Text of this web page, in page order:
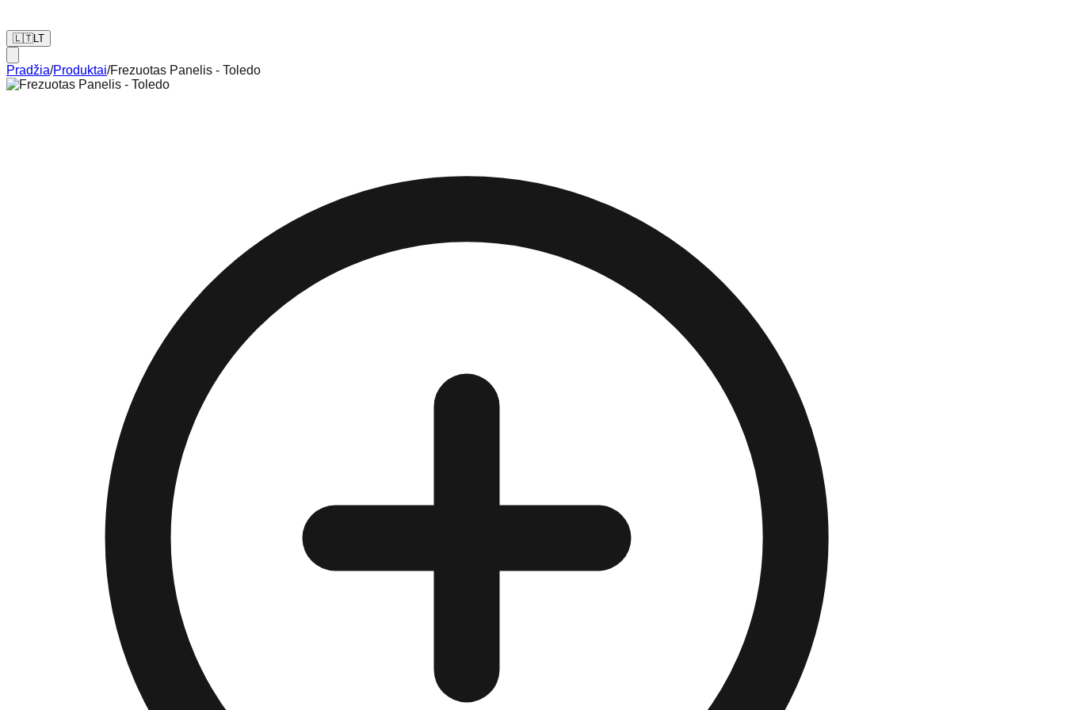
🇱🇹LT
Pradžia/Produktai/Frezuotas Panelis - Toledo